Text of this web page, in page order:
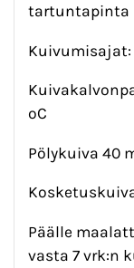
tartuntapinta
Kuivumisajat:
ºC
Pölykuiva 40
Päälle
vasta 7 vrk:n